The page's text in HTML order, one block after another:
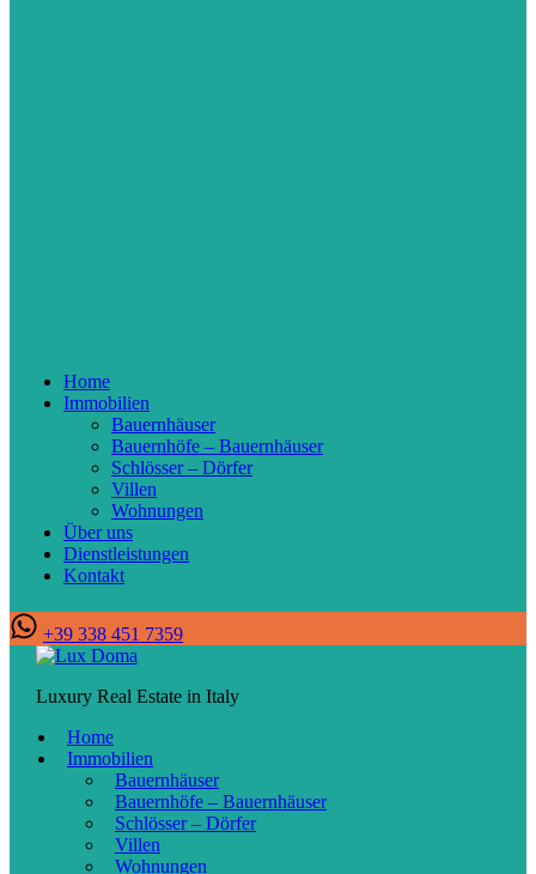
Home
Immobilien
Bauernhäuser
Bauernhöfe – Bauernhäuser
Schlösser – Dörfer
Villen
Wohnungen
Über uns
Dienstleistungen
Kontakt
+39 338 451 7359
Luxury Real Estate in Italy
Home
Immobilien
Bauernhäuser
Bauernhöfe – Bauernhäuser
Schlösser – Dörfer
Villen
Wohnungen